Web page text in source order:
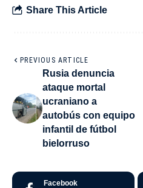
Share This Article
PREVIOUS ARTICLE
Rusia denuncia
ataque mortal
ucraniano a
autobús con equipo
infantil de fútbol
bielorruso
Facebook